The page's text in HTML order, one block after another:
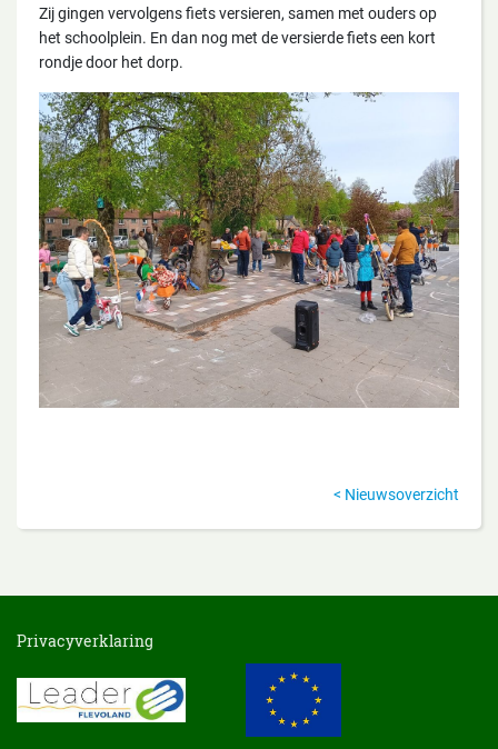
Zij gingen vervolgens fiets versieren, samen met ouders op
het schoolplein. En dan nog met de versierde fiets een kort
rondje door het dorp.
Nieuwsoverzicht
Privacyverklaring